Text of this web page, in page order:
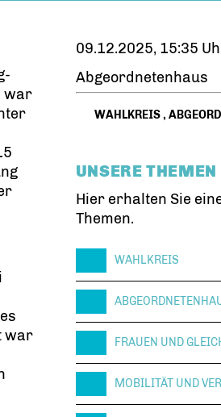
war
war
09.12.2025, 15:35
Abgeordnetenhaus
WAHLKREIS,
UNSERE THEMEN
Hier erhalten Sie
Themen.
WAHLKREIS
FRAUEN UND
MOBILITÄT UND